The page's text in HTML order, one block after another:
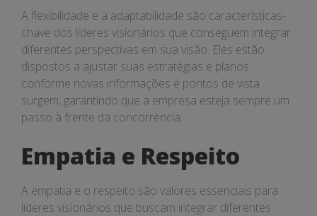
A flexibilidade e a adaptabilidade são características-
chave dos líderes visionários que conseguem integrar
diferentes perspectivas em sua visão. Eles estão
dispostos a ajustar suas estratégias e planos
conforme novas informações e pontos de vista
surgem, garantindo que a empresa esteja sempre um
passo à frente da concorrência.
Empatia e Respeito
A empatia e o respeito são valores essenciais para
líderes visionários que buscam integrar diferentes